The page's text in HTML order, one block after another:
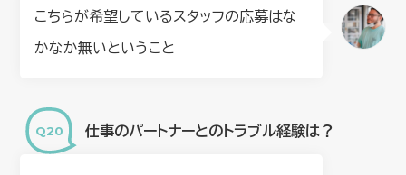
こちらが希望しているスタッフの応募はな
かなか無いということ
仕事のパートナーとのトラブル経験は？